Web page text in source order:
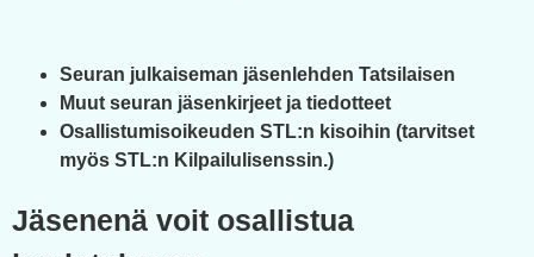
Seuran julkaiseman jäsenlehden Tatsilaisen
Muut seuran jäsenkirjeet ja tiedotteet
Osallistumisoikeuden STL:n kisoihin (tarvitset
myös STL:n Kilpailulisenssin.)
Jäsenenä voit osallistua